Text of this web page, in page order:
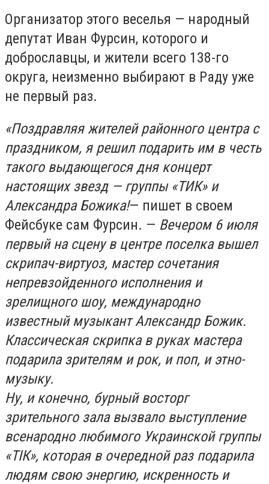
Организатор этого веселья — народный
депутат Иван Фурсин, которого и
доброславцы, и жители всего 138-го
округа, неизменно выбирают в Раду уже
не первый раз.
«Поздравляя жителей районного центра с
праздником, я решил подарить им в честь
такого выдающегося дня концерт
настоящих звезд — группы «ТИК» и
Александра Божика!— пишет в своем
Фейсбуке сам Фурсин. — Вечером 6 июля
первый на сцену в центре поселка вышел
скрипач-виртуоз, мастер сочетания
непревзойденного исполнения и
зрелищного шоу, международно
известный музыкант Александр Божик.
Классическая скрипка в руках мастера
подарила зрителям и рок, и поп, и этно-
музыку.
Ну, и конечно, бурный восторг
зрительного зала вызвало выступление
всенародно любимого Украинской группы
«ТІК», которая в очередной раз подарила
людям свою энергию, искренность и